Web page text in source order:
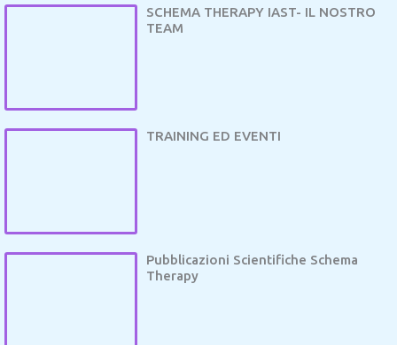
SCHEMA THERAPY IAST- IL NOSTRO
TEAM
TRAINING ED EVENTI
Pubblicazioni Scientifiche Schema
Therapy